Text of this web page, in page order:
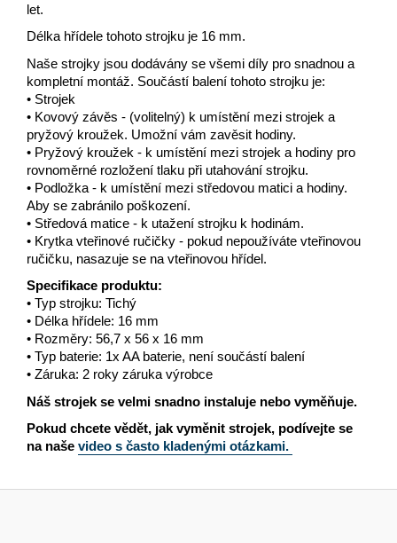
let.
Délka hřídele tohoto strojku je 16 mm.
Naše strojky jsou dodávány se všemi díly pro snadnou a
kompletní montáž. Součástí balení tohoto strojku je:
• Strojek
• Kovový závěs - (volitelný) k umístění mezi strojek a
pryžový kroužek. Umožní vám zavěsit hodiny.
• Pryžový kroužek - k umístění mezi strojek a hodiny pro
rovnoměrné rozložení tlaku při utahování strojku.
• Podložka - k umístění mezi středovou matici a hodiny.
Aby se zabránilo poškození.
• Středová matice - k utažení strojku k hodinám.
• Krytka vteřinové ručičky - pokud nepoužíváte vteřinovou
ručičku, nasazuje se na vteřinovou hřídel.
Specifikace produktu:
• Typ strojku: Tichý
• Délka hřídele: 16 mm
• Rozměry: 56,7 x 56 x 16 mm
• Typ baterie: 1x AA baterie, není součástí balení
• Záruka: 2 roky záruka výrobce
Náš strojek se velmi snadno instaluje nebo vyměňuje.
Pokud chcete vědět, jak vyměnit strojek, podívejte se
na naše video s často kladenými otázkami.
Z